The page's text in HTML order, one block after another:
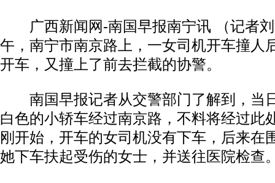
广西新闻网-南国早报南宁讯 （记者刘
午，南宁市南京路上，一女司机开车撞人
开车，又撞上了前去拦截的协警。
南国早报记者从交警部门了解到，当
白色的小轿车经过南京路，不料将经过此
刚开始，开车的女司机没有下车，后来在
她下车扶起受伤的女士，并送往医院检查